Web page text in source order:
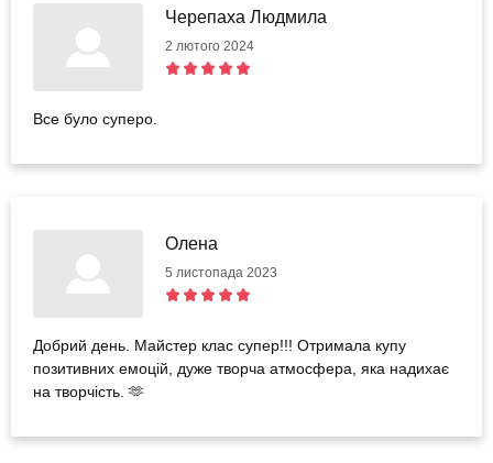
Черепаха Людмила
2 лютого 2024
Все було суперо.
Олена
5 листопада 2023
Добрий день. Майстер клас супер!!! Отримала купу
позитивних емоцій, дуже творча атмосфера, яка надихає
на творчість. 🫶